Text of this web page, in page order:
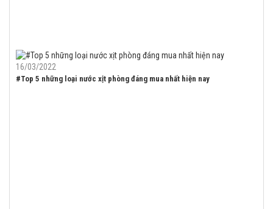
16/03/2022
#Top 5 những loại nước xịt phòng đáng mua nhất hiện nay